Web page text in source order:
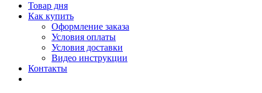
Товар дня
Как купить
Оформление заказа
Условия оплаты
Условия доставки
Видео инструкции
Контакты